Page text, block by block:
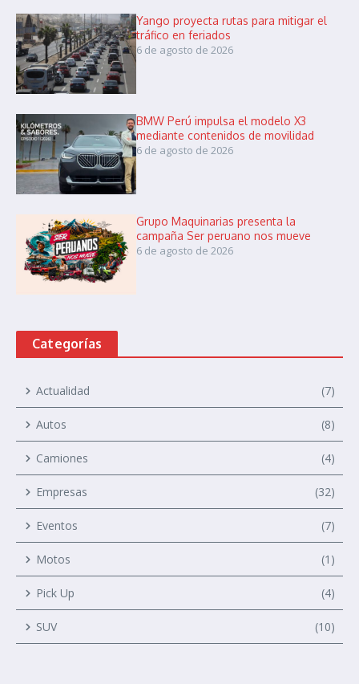
Yango proyecta rutas para mitigar el
tráfico en feriados
6 de agosto de 2026
BMW Perú impulsa el modelo X3
mediante contenidos de movilidad
6 de agosto de 2026
Grupo Maquinarias presenta la
campaña Ser peruano nos mueve
6 de agosto de 2026
Categorías
Actualidad (7)
Autos (8)
Camiones (4)
Empresas (32)
Eventos (7)
Motos (1)
Pick Up (4)
SUV (10)